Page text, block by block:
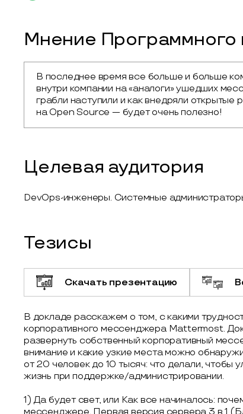
Мнение Программного
В последнее время все больше и больше
внутри компании на «аналоги» ушедших
грабли наступили и как внедряли
на Open Source — будет очень полезно!
Целевая аудитория
DevOps-инженеры. Системные
Тезисы
Скачать презентацию
В докладе расскажем о том, с какими
корпоративного мессенджера Mattermost.
развернуть собственный корпоративный
внимание и какие узкие места можно
от 20 человек до 10 тысяч: что делали, чтобы
жизнь при поддержке/администрировании.
1) Да будет свет, или Как все начиналось: